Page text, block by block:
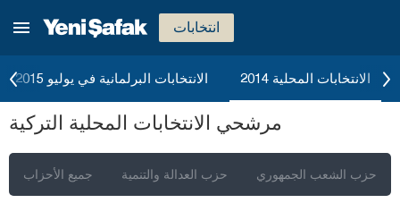
انتخابات
الانتخابات البرلمانية في يوليو 2015 الانتخابات المحلية 2014
مرشحي الانتخابات المحلية التركية
جميع الأحزاب حزب العدالة والتنمية حزب الشعب الجمهوري
إيسبارتا
قهرمان ماراش
قارابوك
كرامان
كاستاموني